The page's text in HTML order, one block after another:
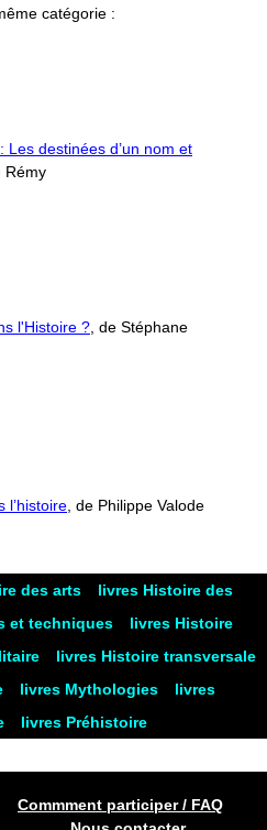
catégorie :
destinées d’un nom et
Rémy
l'Histoire ? , de Stéphane
l’histoire , de Philippe Valode
des arts
livres Histoire des
et techniques
livres Histoire
livres Histoire transversale
livres Mythologies
livres
livres Préhistoire
Commment participer / FAQ